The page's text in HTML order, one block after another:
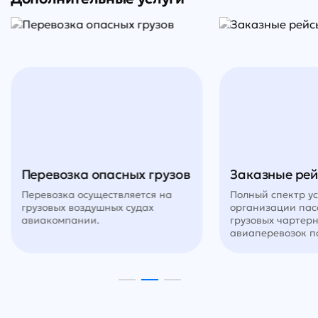
Перевозка опасных грузов
Перевозка осуществляется на
грузовых воздушных судах
авиакомпании.
Заказные
Полный спектр
организации
грузовых
авиаперевозок